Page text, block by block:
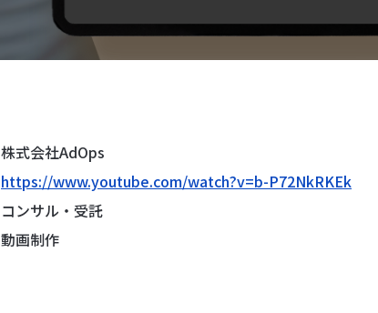
株式会社AdOps
https://www.youtube.com/watch?v=b-P72NkRKEk
コンサル・受託
動画制作